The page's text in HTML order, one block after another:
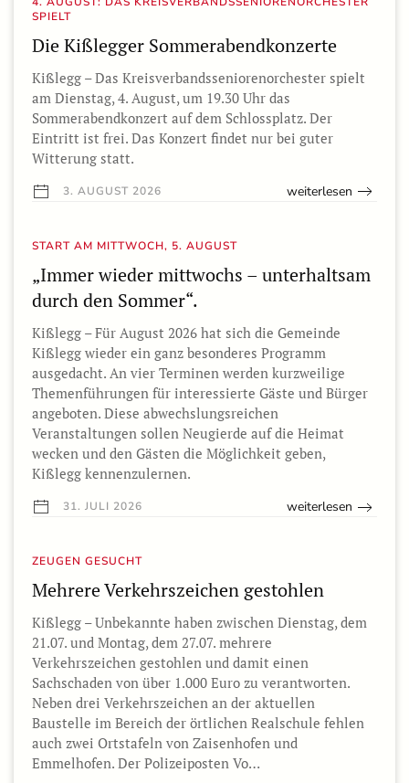
SPIELT
Die Kißlegger Sommerabendkonzerte
Kißlegg – Das Kreisverbandsseniorenorchester spielt
am Dienstag, 4. August, um 19.30 Uhr das
Sommerabendkonzert auf dem Schlossplatz. Der
Eintritt ist frei. Das Konzert findet nur bei guter
Witterung statt.
3. AUGUST 2026 weiterlesen
START AM MITTWOCH, 5. AUGUST
„Immer wieder mittwochs – unterhaltsam
durch den Sommer“.
Kißlegg – Für August 2026 hat sich die Gemeinde
Kißlegg wieder ein ganz besonderes Programm
ausgedacht. An vier Terminen werden kurzweilige
Themenführungen für interessierte Gäste und Bürger
angeboten. Diese abwechslungsreichen
Veranstaltungen sollen Neugierde auf die Heimat
wecken und den Gästen die Möglichkeit geben,
Kißlegg kennenzulernen.
31. JULI 2026 weiterlesen
ZEUGEN GESUCHT
Mehrere Verkehrszeichen gestohlen
Kißlegg – Unbekannte haben zwischen Dienstag, dem
21.07. und Montag, dem 27.07. mehrere
Verkehrszeichen gestohlen und damit einen
Sachschaden von über 1.000 Euro zu verantworten.
Neben drei Verkehrszeichen an der aktuellen
Baustelle im Bereich der örtlichen Realschule fehlen
auch zwei Ortstafeln von Zaisenhofen und
Emmelhofen. Der Polizeiposten Vo…